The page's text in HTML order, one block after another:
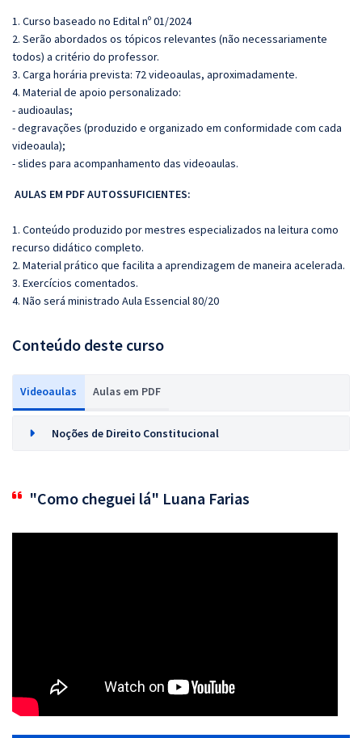
1. Curso baseado no Edital nº 01/2024
2. Serão abordados os tópicos relevantes (não necessariamente
todos) a critério do professor.
3. Carga horária prevista: 72 videoaulas, aproximadamente.
4. Material de apoio personalizado:
- audioaulas;
- degravações (produzido e organizado em conformidade com cada
videoaula);
- slides para acompanhamento das videoaulas.
AULAS EM PDF AUTOSSUFICIENTES:
1. Conteúdo produzido por mestres especializados na leitura como
recurso didático completo.
2. Material prático que facilita a aprendizagem de maneira acelerada.
3. Exercícios comentados.
4. Não será ministrado Aula Essencial 80/20
Conteúdo deste curso
Videoaulas Aulas em PDF
Noções de Direito Constitucional
"Como cheguei lá" Luana Farias